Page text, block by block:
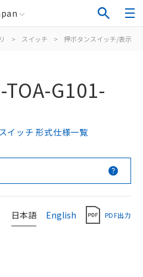
> スイッチ > 押ボタンスイッチ/表示灯
G101-
イッチ 形式仕様一覧
日本語 English PDF出力